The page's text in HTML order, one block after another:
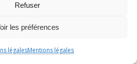
Refuser
les préférences
légalesMentions légales